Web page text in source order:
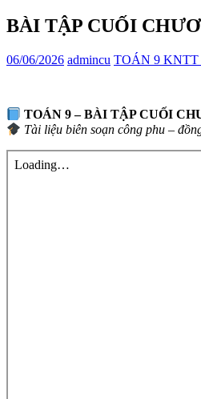
BÀI TẬP CUỐI
06/06/2026 admincu TOÁN 9 KNTT
TOÁN 9 – BÀI TẬP CUỐI
Tài liệu biên soạn công phu –